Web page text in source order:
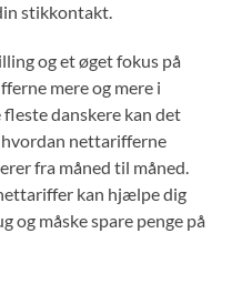
stikkontakt.
og et øget fokus på
mere og mere i
danskere kan det
nettarifferne
fra måned til måned.
kan hjælpe dig
og måske spare penge på